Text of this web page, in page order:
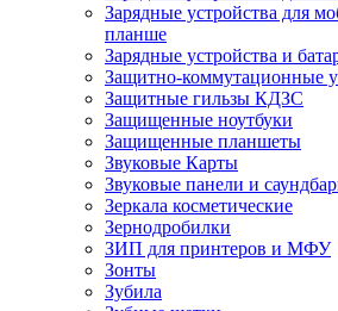
Зарядные устройства для
планше
Зарядные устройства и
Защитно-коммутационные
Защитные гильзы КДЗС
Защищенные ноутбуки
Защищенные планшеты
Звуковые Карты
Звуковые панели и
Зеркала косметические
Зернодробилки
ЗИП для принтеров и МФУ
Зонты
Зубила